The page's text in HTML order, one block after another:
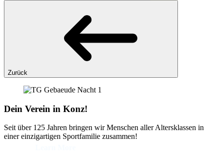
Zurück
Dein Verein in Konz!
Seit über 125 Jahren bringen wir Menschen aller Altersklassen in
einer einzigartigen Sportfamilie zusammen!